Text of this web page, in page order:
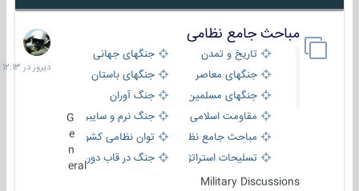
مباحث جامع نظامی
تاریخ و تمدن
جنگهای جهانی
جنگهای معاصر
جنگهای باستان
جنگهای مسلمین
جنگ آوران
مقاومت اسلامی
جنگ نرم و سایبری
مباحث جامع نظامی
توان نظامی کشورها
تسلیحات استراتژیک
جنگ در قاب دوربین
eral
Military Discussions
دیروز
در
12:13